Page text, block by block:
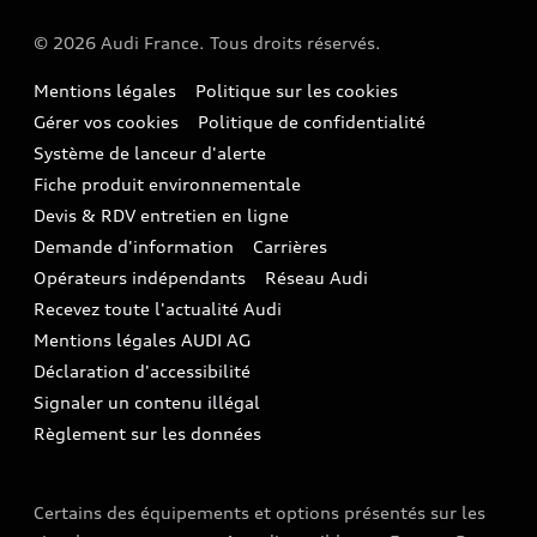
SUV compact
Espace Client Audi Financial Services
Heycar
Avantages voiture société
Flotte automobile
LLD
Informations client
Functions on Demand
Action de Service EA 189
Audi Assistance
Campagne de rappel Airbag Takata
Mise à jour logiciel
Audi Sport
Nos technologies
myAudi experience
Audi Shop : Boutique Officielle
Espace actualités Audi
Carrières
Espace Presse
© 2026 Audi France. Tous droits réservés.
Mentions légales
Politique sur les cookies
Gérer vos cookies
Politique de confidentialité
Système de lanceur d'alerte
Fiche produit environnementale
Devis & RDV entretien en ligne
Demande d'information
Carrières
Opérateurs indépendants
Réseau Audi
Recevez toute l'actualité Audi
Mentions légales AUDI AG
Déclaration d'accessibilité
Signaler un contenu illégal
Règlement sur les données
Certains des équipements et options présentés sur les